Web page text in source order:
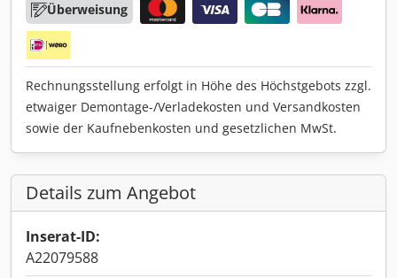
Überweisung
Rechnungsstellung erfolgt in Höhe des Höchstgebots zzgl.
etwaiger Demontage-/Verladekosten und Versandkosten
sowie der Kaufnebenkosten und gesetzlichen MwSt.
Details zum Angebot
Inserat-ID:
A22079588